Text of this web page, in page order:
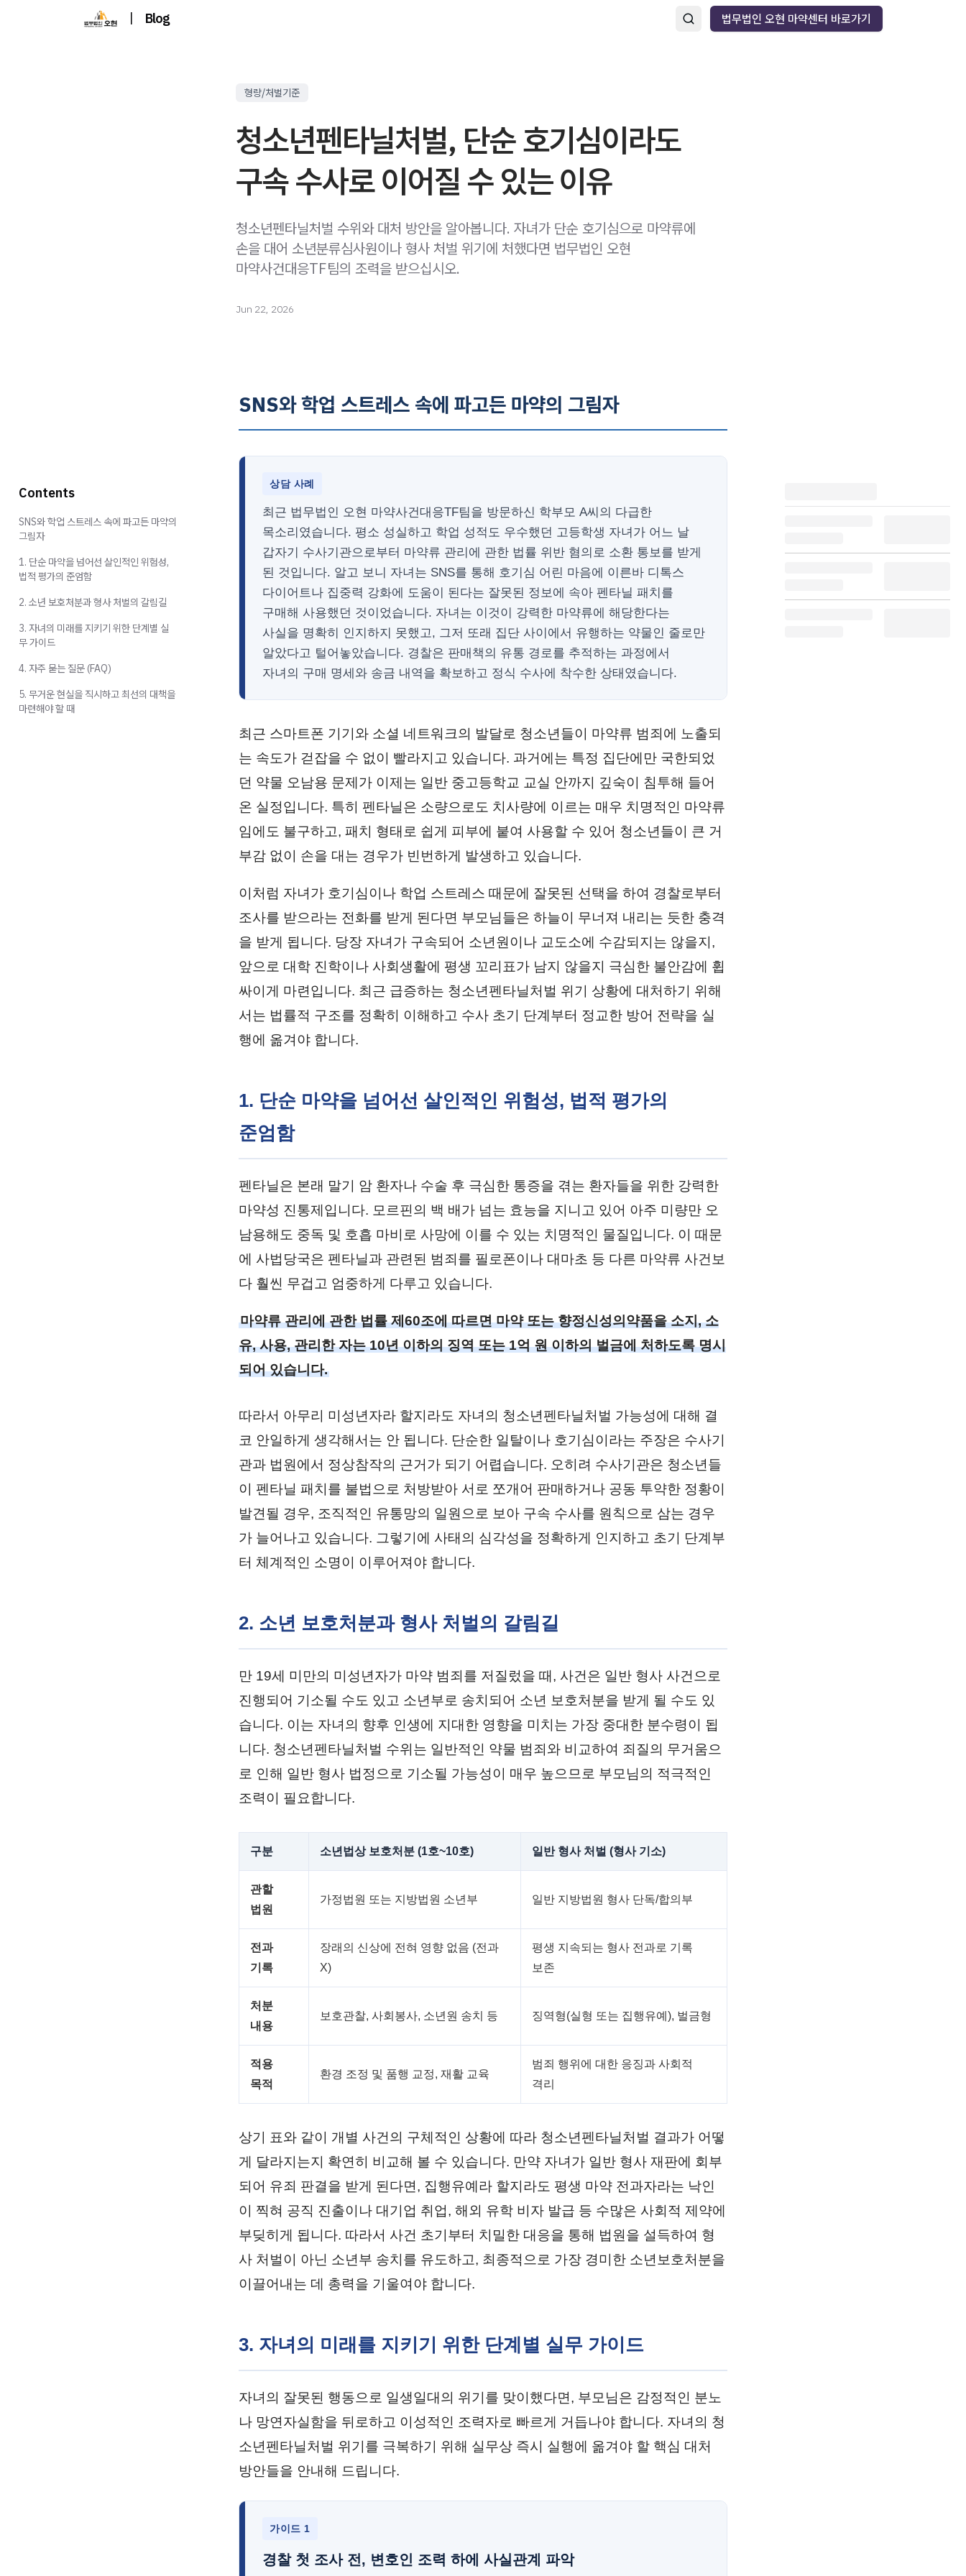
| Blog 법무법인 오현 마약센터 바로가기
형량/처벌기준
청소년펜타닐처벌, 단순 호기심이라도
구속 수사로 이어질 수 있는 이유
청소년펜타닐처벌 수위와 대처 방안을 알아봅니다. 자녀가 단순 호기심으로 마약류에
손을 대어 소년분류심사원이나 형사 처벌 위기에 처했다면 법무법인 오현
마약사건대응TF팀의 조력을 받으십시오.
Jun 22, 2026
SNS와 학업 스트레스 속에 파고든 마약의 그림자
상담 사례
최근 법무법인 오현 마약사건대응TF팀을 방문하신 학부모 A씨의 다급한
목소리였습니다. 평소 성실하고 학업 성적도 우수했던 고등학생 자녀가 어느 날
갑자기 수사기관으로부터 마약류 관리에 관한 법률 위반 혐의로 소환 통보를 받게
된 것입니다. 알고 보니 자녀는 SNS를 통해 호기심 어린 마음에 이른바 디톡스
다이어트나 집중력 강화에 도움이 된다는 잘못된 정보에 속아 펜타닐 패치를
구매해 사용했던 것이었습니다. 자녀는 이것이 강력한 마약류에 해당한다는
사실을 명확히 인지하지 못했고, 그저 또래 집단 사이에서 유행하는 약물인 줄로만
알았다고 털어놓았습니다. 경찰은 판매책의 유통 경로를 추적하는 과정에서
자녀의 구매 명세와 송금 내역을 확보하고 정식 수사에 착수한 상태였습니다.
최근 스마트폰 기기와 소셜 네트워크의 발달로 청소년들이 마약류 범죄에 노출되
는 속도가 걷잡을 수 없이 빨라지고 있습니다. 과거에는 특정 집단에만 국한되었
던 약물 오남용 문제가 이제는 일반 중고등학교 교실 안까지 깊숙이 침투해 들어
온 실정입니다. 특히 펜타닐은 소량으로도 치사량에 이르는 매우 치명적인 마약류
임에도 불구하고, 패치 형태로 쉽게 피부에 붙여 사용할 수 있어 청소년들이 큰 거
부감 없이 손을 대는 경우가 빈번하게 발생하고 있습니다.
이처럼 자녀가 호기심이나 학업 스트레스 때문에 잘못된 선택을 하여 경찰로부터
조사를 받으라는 전화를 받게 된다면 부모님들은 하늘이 무너져 내리는 듯한 충격
을 받게 됩니다. 당장 자녀가 구속되어 소년원이나 교도소에 수감되지는 않을지,
앞으로 대학 진학이나 사회생활에 평생 꼬리표가 남지 않을지 극심한 불안감에 휩
싸이게 마련입니다. 최근 급증하는 청소년펜타닐처벌 위기 상황에 대처하기 위해
서는 법률적 구조를 정확히 이해하고 수사 초기 단계부터 정교한 방어 전략을 실
행에 옮겨야 합니다.
1. 단순 마약을 넘어선 살인적인 위험성, 법적 평가의
준엄함
펜타닐은 본래 말기 암 환자나 수술 후 극심한 통증을 겪는 환자들을 위한 강력한
마약성 진통제입니다. 모르핀의 백 배가 넘는 효능을 지니고 있어 아주 미량만 오
남용해도 중독 및 호흡 마비로 사망에 이를 수 있는 치명적인 물질입니다. 이 때문
에 사법당국은 펜타닐과 관련된 범죄를 필로폰이나 대마초 등 다른 마약류 사건보
다 훨씬 무겁고 엄중하게 다루고 있습니다.
마약류 관리에 관한 법률 제60조에 따르면 마약 또는 향정신성의약품을 소지, 소
유, 사용, 관리한 자는 10년 이하의 징역 또는 1억 원 이하의 벌금에 처하도록 명시
되어 있습니다.
따라서 아무리 미성년자라 할지라도 자녀의 청소년펜타닐처벌 가능성에 대해 결
코 안일하게 생각해서는 안 됩니다. 단순한 일탈이나 호기심이라는 주장은 수사기
관과 법원에서 정상참작의 근거가 되기 어렵습니다. 오히려 수사기관은 청소년들
이 펜타닐 패치를 불법으로 처방받아 서로 쪼개어 판매하거나 공동 투약한 정황이
발견될 경우, 조직적인 유통망의 일원으로 보아 구속 수사를 원칙으로 삼는 경우
가 늘어나고 있습니다. 그렇기에 사태의 심각성을 정확하게 인지하고 초기 단계부
터 체계적인 소명이 이루어져야 합니다.
2. 소년 보호처분과 형사 처벌의 갈림길
만 19세 미만의 미성년자가 마약 범죄를 저질렀을 때, 사건은 일반 형사 사건으로
진행되어 기소될 수도 있고 소년부로 송치되어 소년 보호처분을 받게 될 수도 있
습니다. 이는 자녀의 향후 인생에 지대한 영향을 미치는 가장 중대한 분수령이 됩
니다. 청소년펜타닐처벌 수위는 일반적인 약물 범죄와 비교하여 죄질의 무거움으
로 인해 일반 형사 법정으로 기소될 가능성이 매우 높으므로 부모님의 적극적인
조력이 필요합니다.
구분 소년법상 보호처분 (1호~10호) 일반 형사 처벌 (형사 기소)
관할
법원
가정법원 또는 지방법원 소년부 일반 지방법원 형사 단독/합의부
전과
기록
장래의 신상에 전혀 영향 없음 (전과
X)
평생 지속되는 형사 전과로 기록
보존
처분
내용
보호관찰, 사회봉사, 소년원 송치 등 징역형(실형 또는 집행유예), 벌금형
적용
목적
환경 조정 및 품행 교정, 재활 교육
범죄 행위에 대한 응징과 사회적
격리
상기 표와 같이 개별 사건의 구체적인 상황에 따라 청소년펜타닐처벌 결과가 어떻
게 달라지는지 확연히 비교해 볼 수 있습니다. 만약 자녀가 일반 형사 재판에 회부
되어 유죄 판결을 받게 된다면, 집행유예라 할지라도 평생 마약 전과자라는 낙인
이 찍혀 공직 진출이나 대기업 취업, 해외 유학 비자 발급 등 수많은 사회적 제약에
부딪히게 됩니다. 따라서 사건 초기부터 치밀한 대응을 통해 법원을 설득하여 형
사 처벌이 아닌 소년부 송치를 유도하고, 최종적으로 가장 경미한 소년보호처분을
이끌어내는 데 총력을 기울여야 합니다.
3. 자녀의 미래를 지키기 위한 단계별 실무 가이드
자녀의 잘못된 행동으로 일생일대의 위기를 맞이했다면, 부모님은 감정적인 분노
나 망연자실함을 뒤로하고 이성적인 조력자로 빠르게 거듭나야 합니다. 자녀의 청
소년펜타닐처벌 위기를 극복하기 위해 실무상 즉시 실행에 옮겨야 할 핵심 대처
방안들을 안내해 드립니다.
가이드 1
경찰 첫 조사 전, 변호인 조력 하에 사실관계 파악
Contents
SNS와 학업 스트레스 속에 파고든 마약의
그림자
1. 단순 마약을 넘어선 살인적인 위험성,
법적 평가의 준엄함
2. 소년 보호처분과 형사 처벌의 갈림길
3. 자녀의 미래를 지키기 위한 단계별 실
무 가이드
4. 자주 묻는 질문 (FAQ)
5. 무거운 현실을 직시하고 최선의 대책을
마련해야 할 때